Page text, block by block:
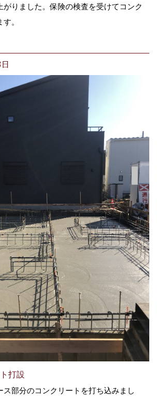
がりました。保険の検査を受けてコンク
。
打設
ス部分のコンクリートを打ち込みまし